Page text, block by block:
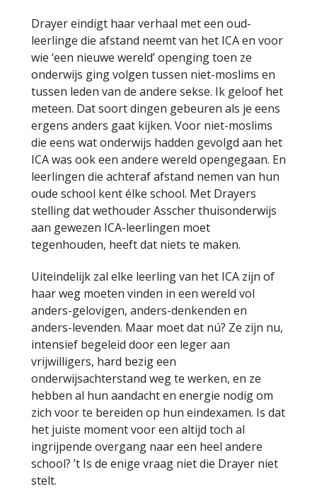
Drayer eindigt haar verhaal met een oud-
leerlinge die afstand neemt van het ICA en voor
wie ‘een nieuwe wereld’ openging toen ze
onderwijs ging volgen tussen niet-moslims en
tussen leden van de andere sekse. Ik geloof het
meteen. Dat soort dingen gebeuren als je eens
ergens anders gaat kijken. Voor niet-moslims
die eens wat onderwijs hadden gevolgd aan het
ICA was ook een andere wereld opengegaan. En
leerlingen die achteraf afstand nemen van hun
oude school kent élke school. Met Drayers
stelling dat wethouder Asscher thuisonderwijs
aan gewezen ICA-leerlingen moet
tegenhouden, heeft dat niets te maken.
Uiteindelijk zal elke leerling van het ICA zijn of
haar weg moeten vinden in een wereld vol
anders-gelovigen, anders-denkenden en
anders-levenden. Maar moet dat nú? Ze zijn nu,
intensief begeleid door een leger aan
vrijwilligers, hard bezig een
onderwijsachterstand weg te werken, en ze
hebben al hun aandacht en energie nodig om
zich voor te bereiden op hun eindexamen. Is dat
het juiste moment voor een altijd toch al
ingrijpende overgang naar een heel andere
school? ’t Is de enige vraag niet die Drayer niet
stelt.